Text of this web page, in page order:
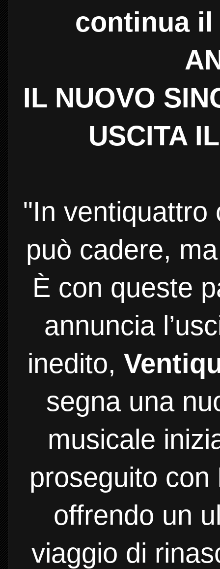
continua
IL NUOVO
USCITA
"In ventiquattro
può cadere,
È con queste
annuncia
inedito,
segna una
musicale
proseguito con
offrendo un
viaggio di